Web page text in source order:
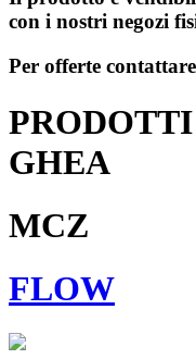
con i nostri negozi
Per offerte
GHEA
MCZ
FLOW